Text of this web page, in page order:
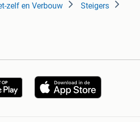
zelf en Verbouw Steigers